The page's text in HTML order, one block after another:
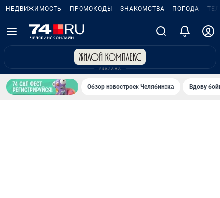
НЕДВИЖИМОСТЬ ПРОМОКОДЫ ЗНАКОМСТВА ПОГОДА
Обзор новостроек Челябинска Вдову